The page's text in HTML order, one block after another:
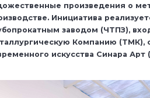
произведения о
Инициатива
заводом (ЧТПЗ),
Компанию (ТМК),
искусства Синара Арт